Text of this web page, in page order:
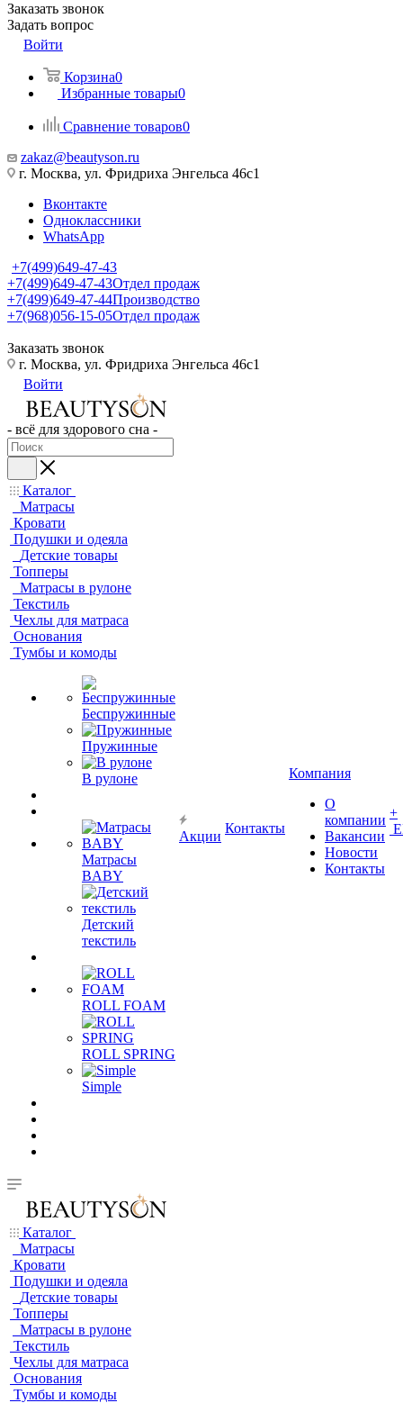
Заказать звонок
Задать вопрос
Войти
Корзина0
Избранные товары0
Сравнение товаров0
zakaz@beautyson.ru
г. Москва, ул. Фридриха Энгельса 46с1
Вконтакте
Одноклассники
WhatsApp
+7(499)649-47-43
+7(499)649-47-43Отдел продаж
+7(499)649-47-44Производство
+7(968)056-15-05Отдел продаж
Заказать звонок
г. Москва, ул. Фридриха Энгельса 46с1
Войти
- всё для здорового сна -
Каталог
Матрасы
Кровати
Подушки и одеяла
Детские товары
Топперы
Матрасы в рулоне
Текстиль
Чехлы для матраса
Основания
Тумбы и комоды
Беспружинные
Пружинные
В рулоне
Матрасы
BABY
Детский
текстиль
ROLL FOAM
ROLL SPRING
Simple
Акции
Контакты
Компания
О
компании
Вакансии
Новости
Контакты
+
Каталог
Матрасы
Кровати
Подушки и одеяла
Детские товары
Топперы
Матрасы в рулоне
Текстиль
Чехлы для матраса
Основания
Тумбы и комоды